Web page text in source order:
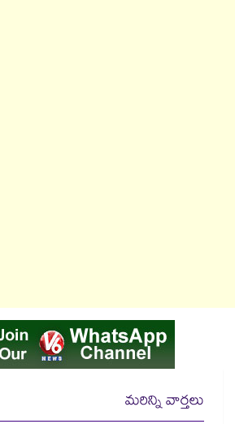
మరిన్ని వార్తలు